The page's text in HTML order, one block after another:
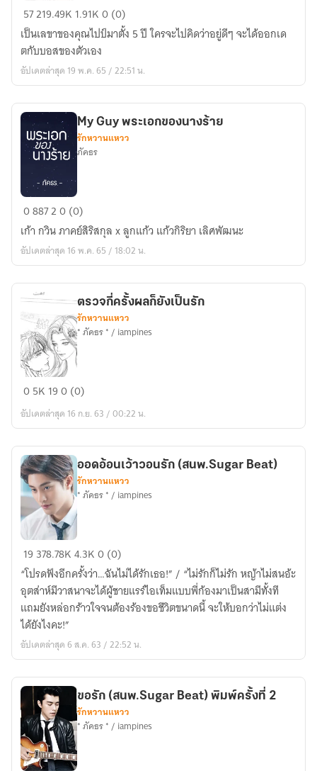
(E-
book
พร้อม
โหลด)
Please
หัน
มา
ฟัง
บอส
สัก
นิด
57219.49K 1.91K0 (0)
เป็นเลขาของคุณไปป์มาตั้ง 5 ปี ใครจะไปคิดว่าอยู่ดีๆ จะได้ออกเด
ตกับบอสของตัวเอง
อัปเดตล่าสุด 19 พ.ค. 65 / 22:51 น.
My
Guy
พระเอก
ของ
ร้าย
My Guy พระเอกของนางร้าย
รักหวานแหวว
ภัคธร
088720 (0)
เก้า กวิน ภาคย์สิริสกุล x ลูกแก้ว แก้วกิริยา เลิศพัฒนะ
อัปเดตล่าสุด 16 พ.ค. 65 / 18:02 น.
ตรวจ
ครั้ง
ก็
ยัง
เป็น
รัก
ตรวจกี่ครั้งผลก็ยังเป็นรัก
รักหวานแหวว
* ภัคธร * / iampines
05K 190 (0)
อัปเดตล่าสุด 16 ก.ย. 63 / 00:22 น.
ออด
อ้อน
เว้า
วอน
รัก
(สนพ.Sugar
Beat)
ออดอ้อนเว้าวอนรัก (สนพ.Sugar Beat)
รักหวานแหวว
* ภัคธร * / iampines
19 378.78K4.3K0 (0)
“โปรดฟังอีกครั้งว่า…ฉันไม่ได้รักเธอ!” / “ไม่รักก็ไม่รัก หญ้าไม่สนอ้ะ
อุตส่าห์มีวาสนาจะได้ผู้ชายแรร์ไอเท็มแบบพี่ก้องมาเป็นสามีทั้งที
แถมยังหล่อกร้าวใจจนต้องร้องขอชีวิตขนาดนี้ จะให้บอกว่าไม่แต่ง
ได้ยังไงคะ!”
อัปเดตล่าสุด 6 ส.ค. 63 / 22:52 น.
ขอรัก (สนพ.Sugar Beat) พิมพ์ครั้งที่ 2
รักหวานแหวว
* ภัคธร * / iampines